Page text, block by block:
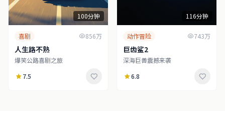
100分钟
喜剧 856万
人生路不熟
爆笑公路喜剧之旅
7.5
116分钟
动作冒险 743万
巨齿鲨2
深海巨兽震撼来袭
6.8